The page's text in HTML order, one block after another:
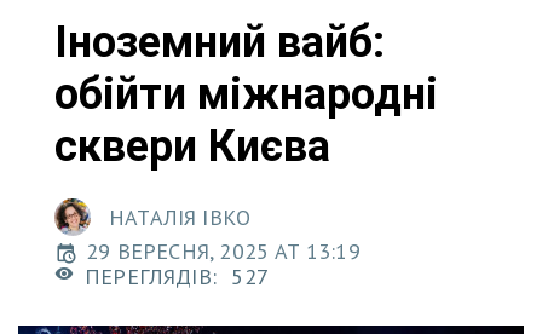
Іноземний вайб:
обійти міжнародні
сквери Києва
НАТАЛІЯ ІВКО
29 ВЕРЕСНЯ, 2025 AT 13:19
ПЕРЕГЛЯДІВ: 527